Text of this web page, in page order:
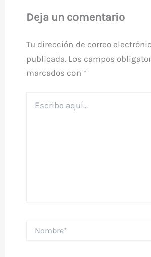
Deja un comentario
Tu dirección de correo
publicada. Los campos
marcados con *
aquí...